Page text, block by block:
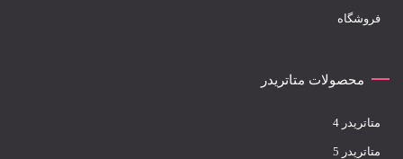
فروشگاه
محصولات متاتریدر
متاتريدر 4
متاتريدر 5